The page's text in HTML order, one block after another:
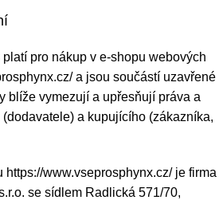
pro nákup v e-shopu webových
a jsou součástí uzavřené
blíže vymezují a upřesňují práva a
a kupujícího (zákazníka,
https://www.vseprosphynx.cz/je firma
se sídlem Radlická 571/70,